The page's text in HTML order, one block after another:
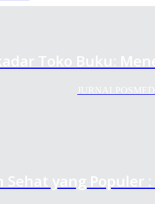
Toko Buku:
Sehat yang Populer